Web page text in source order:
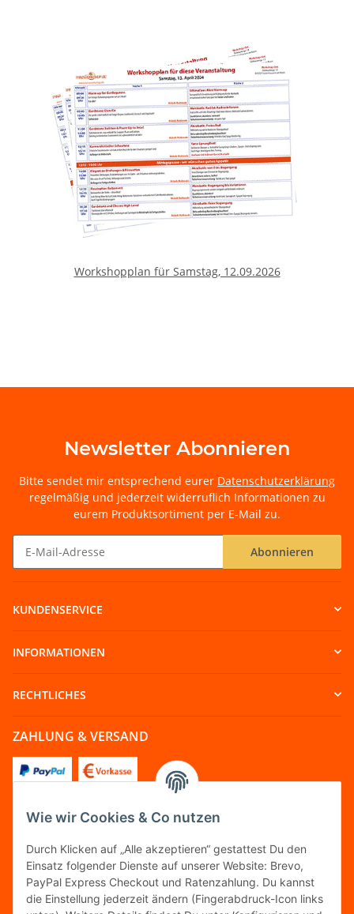
Wie wir Cookies & Co nutzen
Durch Klicken auf „Alle akzeptieren“ gestattest Du den
Einsatz folgender Dienste auf unserer Website: Brevo,
PayPal Express Checkout und Ratenzahlung. Du kannst
die Einstellung jederzeit ändern (Fingerabdruck-Icon links
Workshopplan für Samstag, 12.09.2026
Newsletter Abonnieren
Bitte sendet mir entsprechend eurer Datenschutzerklärung
regelmäßig und jederzeit widerruflich Informationen zu
eurem Produktsortiment per E-Mail zu.
Abonnieren
KUNDENSERVICE
INFORMATIONEN
RECHTLICHES
ZAHLUNG & VERSAND
FOLGT UNS